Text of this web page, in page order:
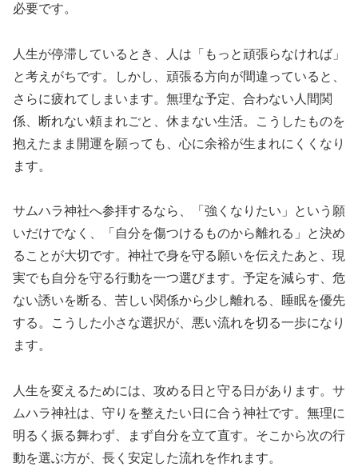
必要です。
人生が停滞しているとき、人は「もっと頑張らなければ」
と考えがちです。しかし、頑張る方向が間違っていると、
さらに疲れてしまいます。無理な予定、合わない人間関
係、断れない頼まれごと、休まない生活。こうしたものを
抱えたまま開運を願っても、心に余裕が生まれにくくなり
ます。
サムハラ神社へ参拝するなら、「強くなりたい」という願
いだけでなく、「自分を傷つけるものから離れる」と決め
ることが大切です。神社で身を守る願いを伝えたあと、現
実でも自分を守る行動を一つ選びます。予定を減らす、危
ない誘いを断る、苦しい関係から少し離れる、睡眠を優先
する。こうした小さな選択が、悪い流れを切る一歩になり
ます。
人生を変えるためには、攻める日と守る日があります。サ
ムハラ神社は、守りを整えたい日に合う神社です。無理に
明るく振る舞わず、まず自分を立て直す。そこから次の行
動を選ぶ方が、長く安定した流れを作れます。